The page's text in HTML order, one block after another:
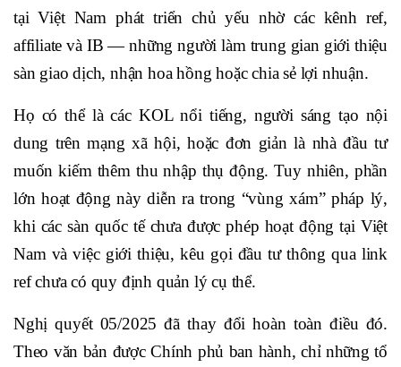
tại Việt Nam phát triển chủ yếu nhờ các kênh ref,
affiliate và IB — những người làm trung gian giới thiệu
sàn giao dịch, nhận hoa hồng hoặc chia sẻ lợi nhuận.
Họ có thể là các KOL nổi tiếng, người sáng tạo nội
dung trên mạng xã hội, hoặc đơn giản là nhà đầu tư
muốn kiếm thêm thu nhập thụ động. Tuy nhiên, phần
lớn hoạt động này diễn ra trong “vùng xám” pháp lý,
khi các sàn quốc tế chưa được phép hoạt động tại Việt
Nam và việc giới thiệu, kêu gọi đầu tư thông qua link
ref chưa có quy định quản lý cụ thể.
Nghị quyết 05/2025 đã thay đổi hoàn toàn điều đó.
Theo văn bản được Chính phủ ban hành, chỉ những tổ